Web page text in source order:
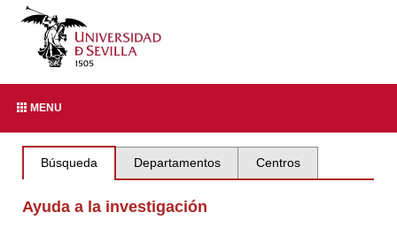
MENU
Búsqueda Departamentos Centros
Ayuda a la investigación